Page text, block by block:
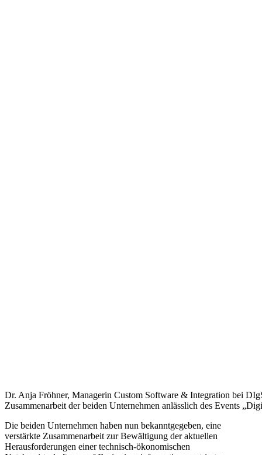
Dr. Anja Fröhner, Managerin Custom Software & Integration bei
Zusammenarbeit der beiden Unternehmen anlässlich des Events
Die beiden Unternehmen haben nun bekanntgegeben, eine
verstärkte Zusammenarbeit zur Bewältigung der aktuellen
Herausforderungen einer technisch-ökonomischen